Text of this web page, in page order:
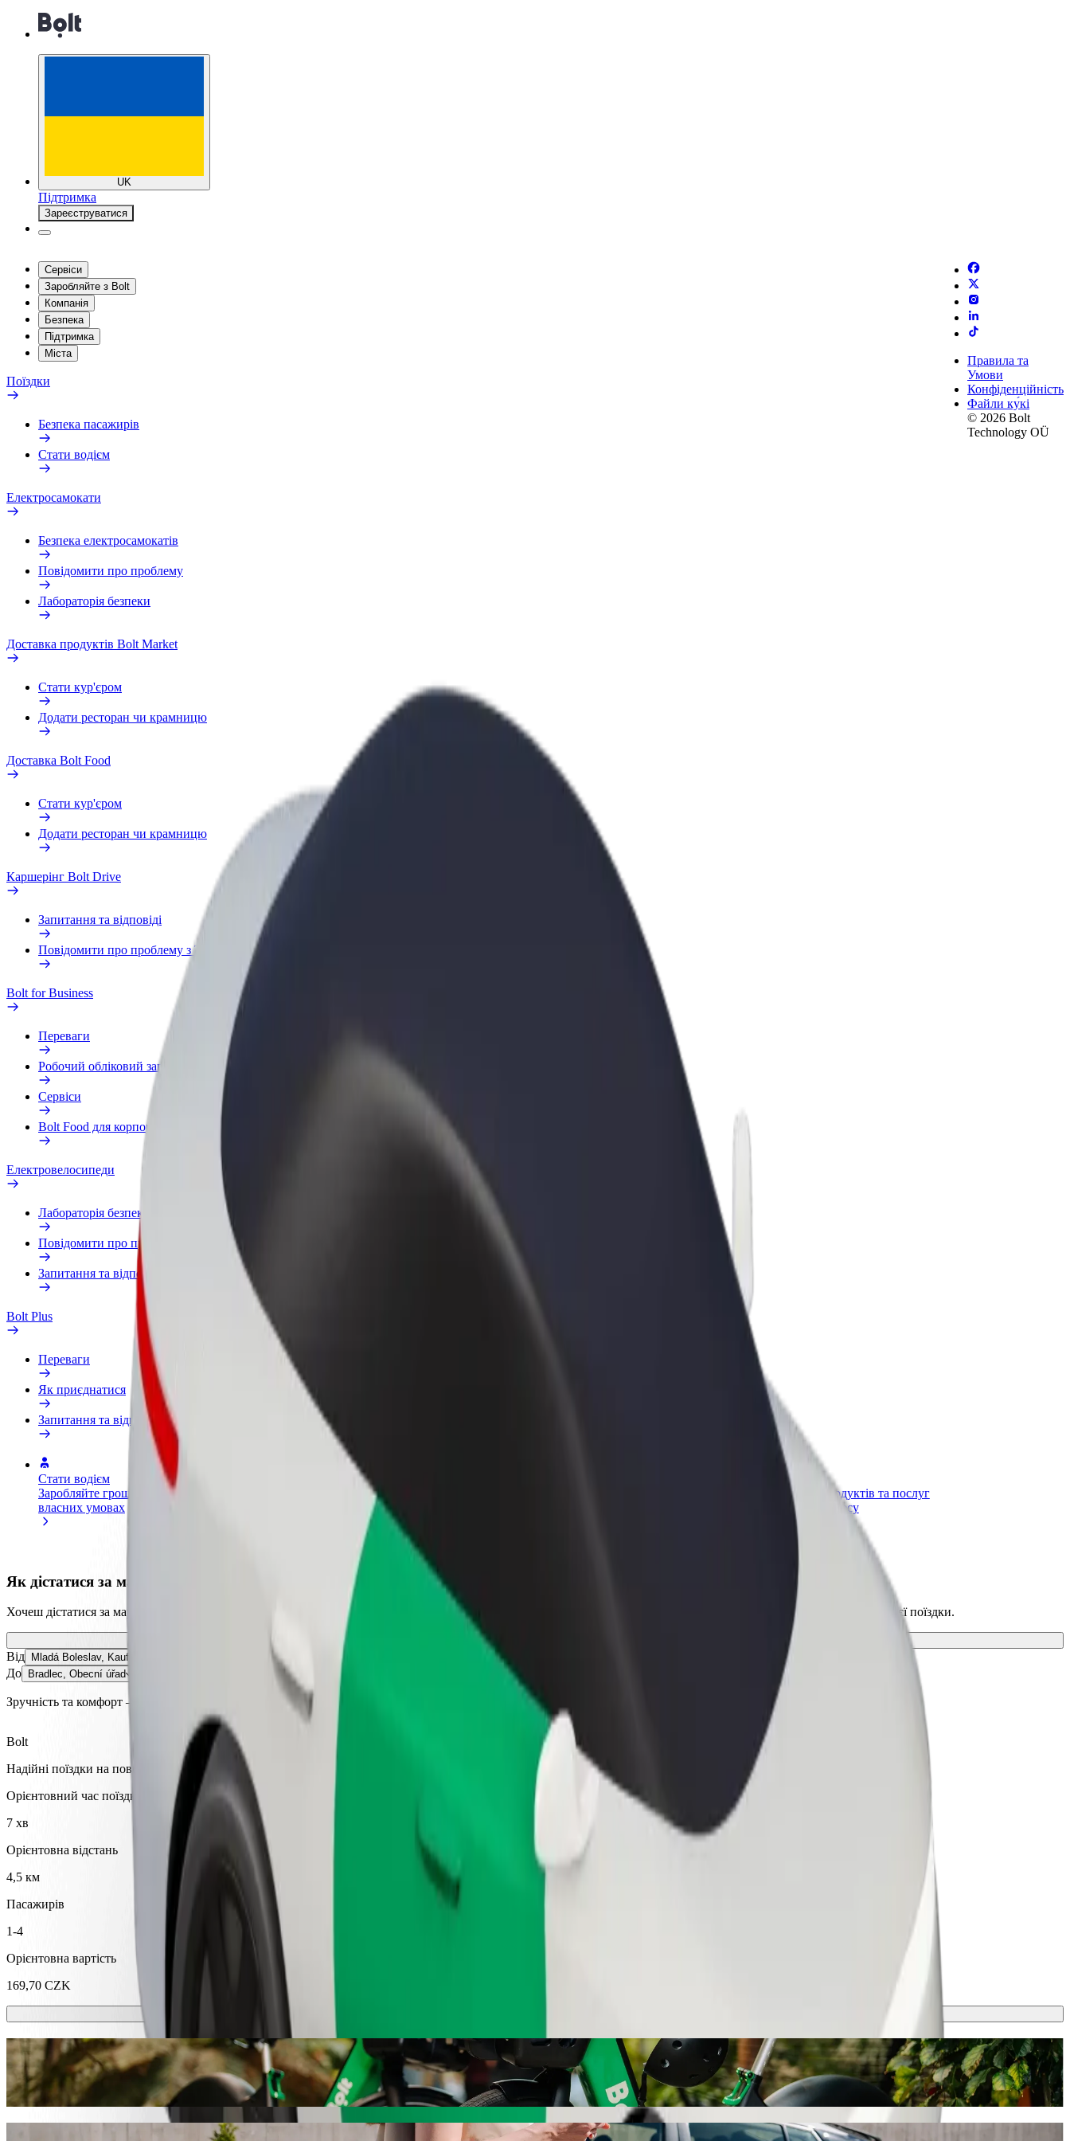
UK
Підтримка
Зареєструватися
Сервіси
Заробляйте з Bolt
Компанія
Безпека
Підтримка
Міста
Поїздки
Безпека пасажирів
Стати водієм
Електросамокати
Безпека електросамокатів
Повідомити про проблему
Лабораторія безпеки
Доставка продуктів Bolt Market
Стати кур'єром
Додати ресторан чи крамницю
Доставка Bolt Food
Стати кур'єром
Додати ресторан чи крамницю
Каршерінг Bolt Drive
Запитання та відповіді
Повідомити про проблему з ТЗ
Bolt for Business
Переваги
Робочий обліковий запис
Сервіси
Bolt Food для корпоративних клієнтів
Електровелосипеди
Лабораторія безпеки
Повідомити про проблему
Запитання та відповіді
Bolt Plus
Переваги
Як приєднатися
Запитання та відповіді
Стати водієм
Заробляйте гроші на
власних умовах
Стати кур'єром
Доставляйте їжу та отримуйте
Додати ресторан чи
крамницю
Залучайте більше клієнтів та
збільшуйте виторг
Bolt for Business
Масштабування продуктів та послуг
Bolt для вашого бізнесу
Правила та
Умови
Конфіденційність
Файли ку́кі
© 2026 Bolt
Technology OÜ
Як дістатися за маршрутом Mladá Boleslav, Kaufland – Bradlec, Obecní úřad
Хочеш дістатися за маршрутом "Mladá Boleslav, Kaufland" – "Bradlec, Obecní úřad"? Ознайомся з нашими сервісами та знайди ідеальний спосіб пересування для своєї поїздки.
Завантажити застосунок
Від Mladá Boleslav, Kaufland
До Bradlec, Obecní úřad
Зручність та комфорт — всього у декілька кліків!
Bolt
Надійні поїздки на повсякденних авто середнього класу.
Орієнтовний час поїздки
7 хв
Орієнтовна відстань
4,5 км
Пасажирів
1-4
Орієнтовна вартість
169,70 CZK
Самокати або електровелосипеди?
Подорожуй містом Млада Болеслав, використовуючи самокати або електровелосипеди
Завантажити Bolt
Діставайся від Mladá Boleslav, Kaufland до Bradlec, Obecní úřad, викликавши авто в Bolt